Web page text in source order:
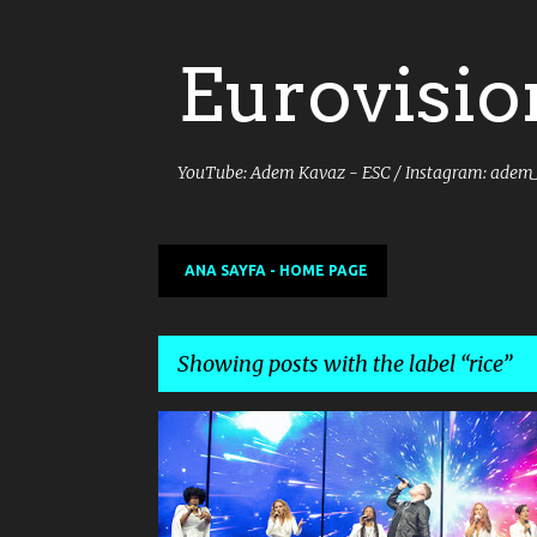
YouTube: Adem Kavaz - ESC / Instagram:
ANA SAYFA - HOME PAGE
Showing posts with the label rice
P
o
s
2019 5 BIG CONTEST DARE TO DREAM